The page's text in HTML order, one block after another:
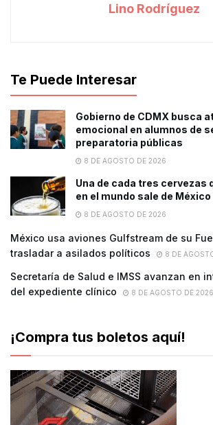
Lino Rodríguez
Te Puede Interesar
Gobierno de CDMX busca
emocional en alumnos de
preparatoria públicas
8 DE AGOSTO DE 2026
Una de cada tres cervezas
en el mundo sale de México
8 DE AGOSTO DE 2026
México usa aviones Gulfstream de su
trasladar a asilados políticos
8 DE
Secretaría de Salud e IMSS avanzan en
del expediente clínico
8 DE AGOSTO DE 2026
¡Compra tus boletos aquí!